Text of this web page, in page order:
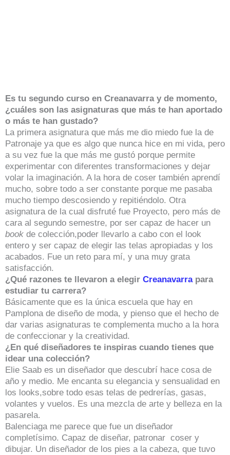
Es tu segundo curso en Creanavarra y de momento,
¿cuáles son las asignaturas que más te han aportado
o más te han gustado?
La primera asignatura que más me dio miedo fue la de
Patronaje ya que es algo que nunca hice en mi vida, pero
a su vez fue la que más me gustó porque permite
experimentar con diferentes transformaciones y dejar
volar la imaginación. A la hora de coser también aprendí
mucho, sobre todo a ser constante porque me pasaba
mucho tiempo descosiendo y repitiéndolo. Otra
asignatura de la cual disfruté fue Proyecto, pero más de
cara al segundo semestre, por ser capaz de hacer un
book de colección,poder llevarlo a cabo con el look
entero y ser capaz de elegir las telas apropiadas y los
acabados. Fue un reto para mí, y una muy grata
satisfacción.
¿Qué razones te llevaron a elegir Creanavarrapara
estudiar tu carrera?
Básicamente que es la única escuela que hay en
Pamplona de diseño de moda, y pienso que el hecho de
dar varias asignaturas te complementa mucho a la hora
de confeccionar y la creatividad.
¿En qué diseñadores te inspiras cuando tienes que
idear una colección?
Elie Saab es un diseñador que descubrí hace cosa de
año y medio. Me encanta su elegancia y sensualidad en
los looks,sobre todo esas telas de pedrerías, gasas,
volantes y vuelos. Es una mezcla de arte y belleza en la
pasarela.
Balenciaga me parece que fue un diseñador
completísimo. Capaz de diseñar, patronar coser y
dibujar. Un diseñador de los pies a la cabeza, que tuvo